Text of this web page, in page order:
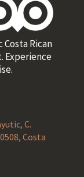
Rican
Experience
C.
Costa